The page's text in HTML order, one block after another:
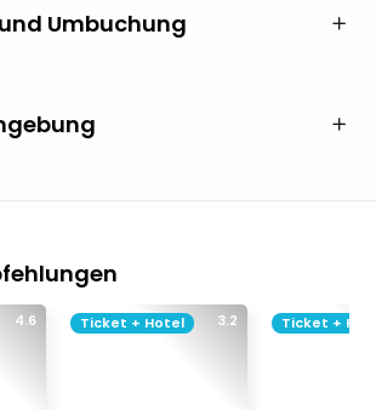
Umbuchung
4.6 3.2
Ticket + Hotel Ticket +